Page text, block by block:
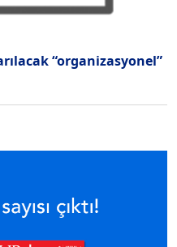
“organizasyonel”